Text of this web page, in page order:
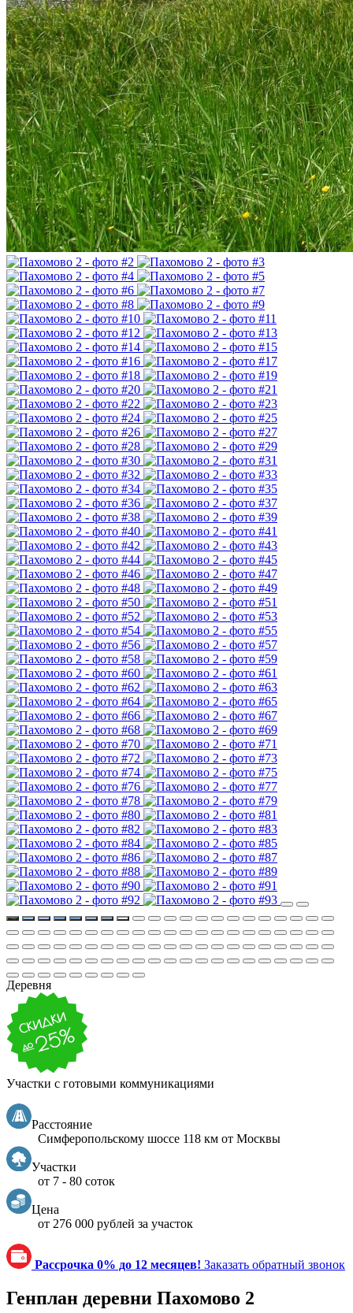
Деревня
Участки с готовыми коммуникациями
Расстояние
Симферопольскому шоссе 118 км от Москвы
Участки
от 7 - 80 соток
Цена
от 276 000 рублей за участок
Рассрочка 0% до 12 месяцев! Заказать обратный звонок
Генплан деревни Пахомово 2